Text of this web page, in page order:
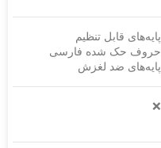
پایه‌های قابل تنظیم
حروف حک شده فارسی
پایه‌های ضد لغزش
❌